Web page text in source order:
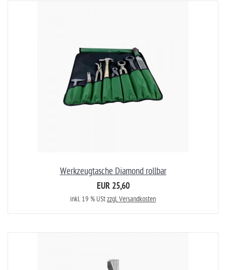
Werkzeugtasche Diamond rollbar
EUR 25,60
inkl. 19 % UStzzgl. Versandkosten